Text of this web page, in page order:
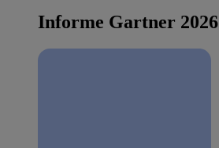
Informe Gartner 2026